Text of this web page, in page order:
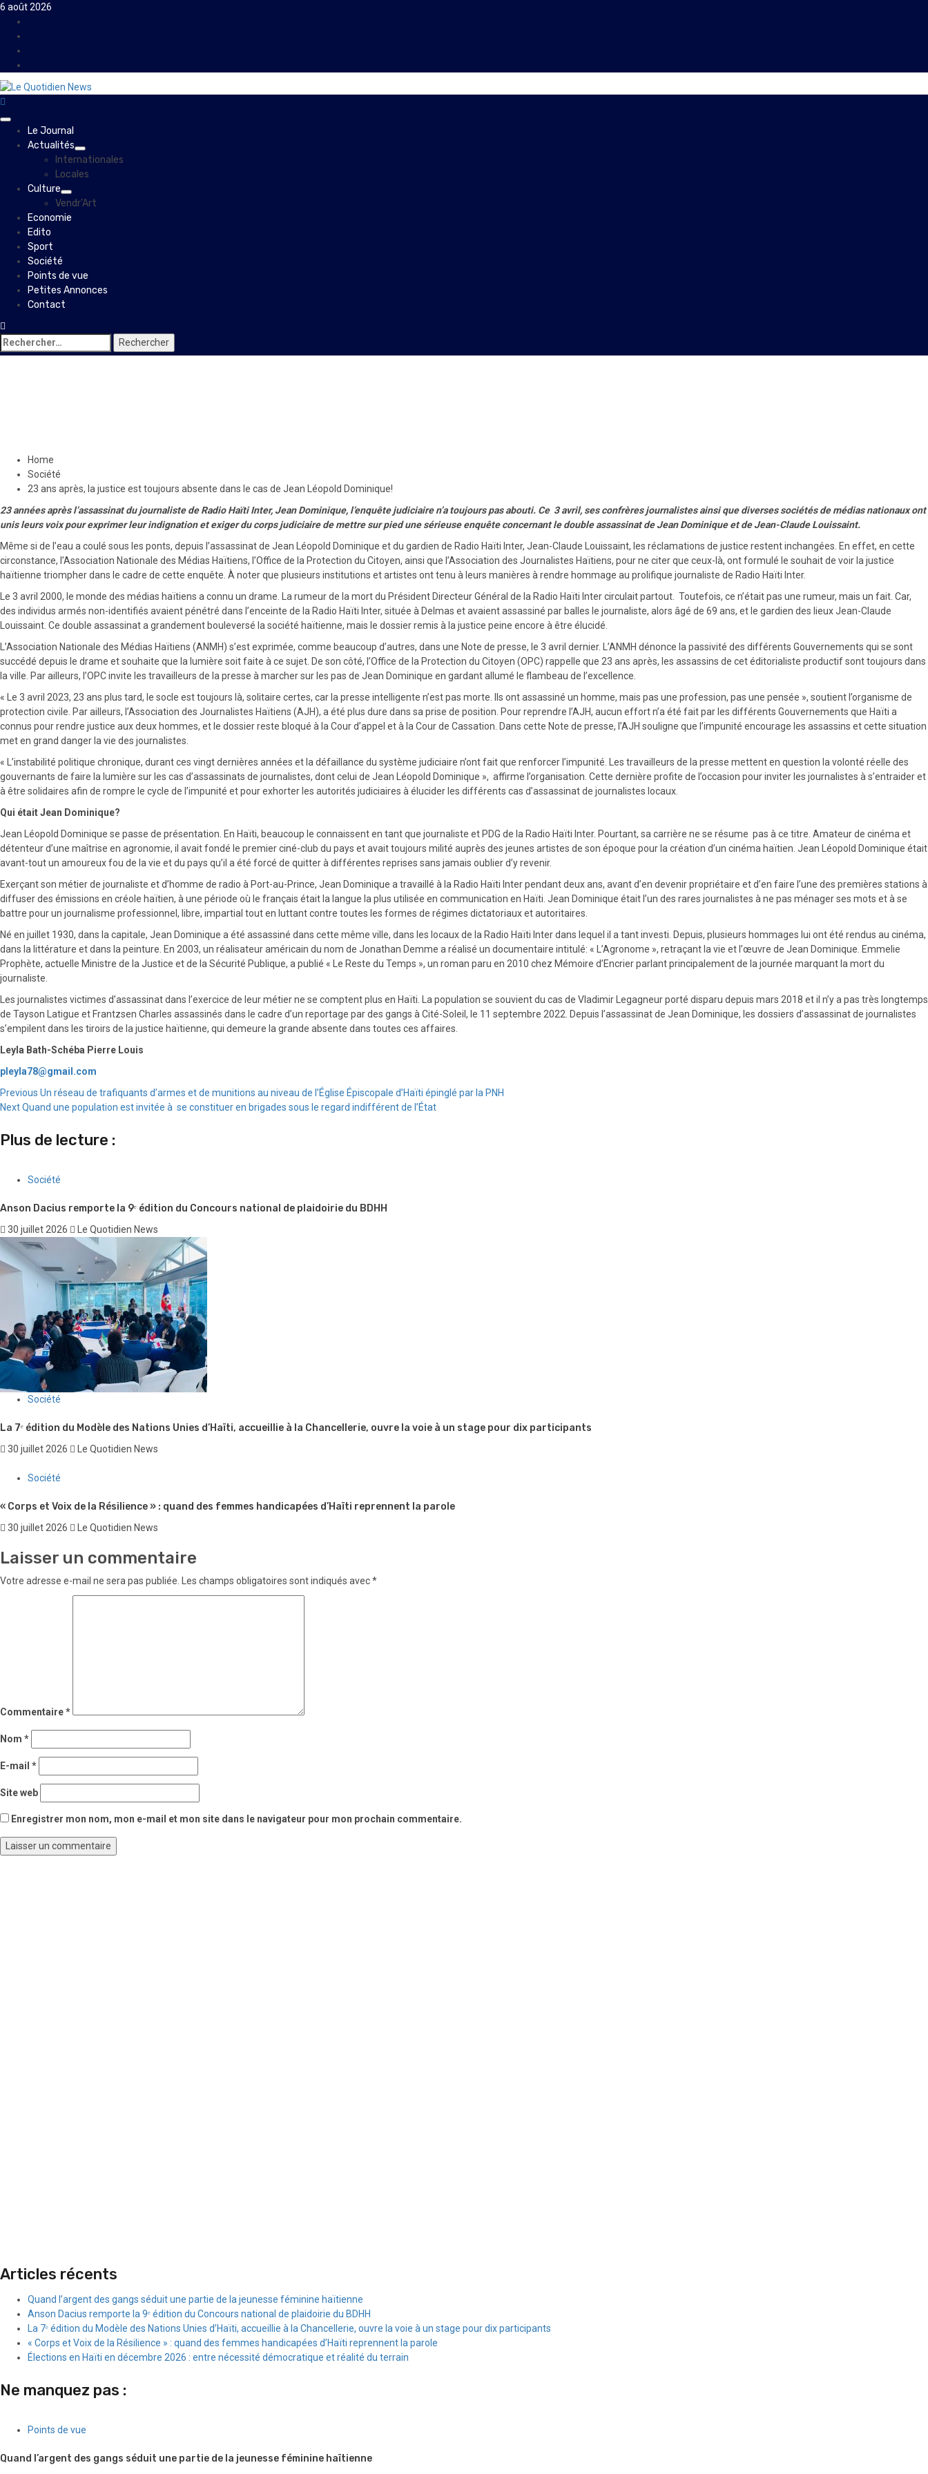
Skip
content
6 août 2026
PrimaryLe Journal
Actualités
Internationales
Locales
Culture
Vendr’Art
Economie
Edito
Sport
Société
Points de vue
Petites Annonces
Contact
Rechercher :
Home
Société
23 ans après, la justice est toujours absente dans le cas de Jean Léopold Dominique!
23 années après l’assassinat du journaliste de Radio Haïti Inter, Jean Dominique, l’enquête judiciaire n’a toujours pas abouti. Ce 3 avril, ses confrères journalistes ainsi que diverses sociétés de médias nationaux ont
unis leurs voix pour exprimer leur indignation et exiger du corps judiciaire de mettre sur pied une sérieuse enquête concernant le double assassinat de Jean Dominique et de Jean-Claude Louissaint.
Même si de l’eau a coulé sous les ponts, depuis l’assassinat de Jean Léopold Dominique et du gardien de Radio Haïti Inter, Jean-Claude Louissaint, les réclamations de justice restent inchangées. En effet, en cette
circonstance, l’Association Nationale des Médias Haïtiens, l’Office de la Protection du Citoyen, ainsi que l’Association des Journalistes Haïtiens, pour ne citer que ceux-là, ont formulé le souhait de voir la justice
haïtienne triompher dans le cadre de cette enquête. À noter que plusieurs institutions et artistes ont tenu à leurs manières à rendre hommage au prolifique journaliste de Radio Haïti Inter.
Le 3 avril 2000, le monde des médias haïtiens a connu un drame. La rumeur de la mort du Président Directeur Général de la Radio Haïti Inter circulait partout. Toutefois, ce n’était pas une rumeur, mais un fait. Car,
des individus armés non-identifiés avaient pénétré dans l’enceinte de la Radio Haïti Inter, située à Delmas et avaient assassiné par balles le journaliste, alors âgé de 69 ans, et le gardien des lieux Jean-Claude
Louissaint. Ce double assassinat a grandement bouleversé la société haïtienne, mais le dossier remis à la justice peine encore à être élucidé.
L’Association Nationale des Médias Haïtiens (ANMH) s’est exprimée, comme beaucoup d’autres, dans une Note de presse, le 3 avril dernier. L’ANMH dénonce la passivité des différents Gouvernements qui se sont
succédé depuis le drame et souhaite que la lumière soit faite à ce sujet. De son côté, l’Office de la Protection du Citoyen (OPC) rappelle que 23 ans après, les assassins de cet éditorialiste productif sont toujours dans
la ville. Par ailleurs, l’OPC invite les travailleurs de la presse à marcher sur les pas de Jean Dominique en gardant allumé le flambeau de l’excellence.
« Le 3 avril 2023, 23 ans plus tard, le socle est toujours là, solitaire certes, car la presse intelligente n’est pas morte. Ils ont assassiné un homme, mais pas une profession, pas une pensée », soutient l’organisme de
protection civile. Par ailleurs, l’Association des Journalistes Haïtiens (AJH), a été plus dure dans sa prise de position. Pour reprendre l’AJH, aucun effort n’a été fait par les différents Gouvernements que Haïti a
connus pour rendre justice aux deux hommes, et le dossier reste bloqué à la Cour d’appel et à la Cour de Cassation. Dans cette Note de presse, l’AJH souligne que l’impunité encourage les assassins et cette situation
met en grand danger la vie des journalistes.
« L’instabilité politique chronique, durant ces vingt dernières années et la défaillance du système judiciaire n’ont fait que renforcer l’impunité. Les travailleurs de la presse mettent en question la volonté réelle des
gouvernants de faire la lumière sur les cas d’assassinats de journalistes, dont celui de Jean Léopold Dominique », affirme l’organisation. Cette dernière profite de l’occasion pour inviter les journalistes à s’entraider et
à être solidaires afin de rompre le cycle de l’impunité et pour exhorter les autorités judiciaires à élucider les différents cas d’assassinat de journalistes locaux.
Qui était Jean Dominique?
Jean Léopold Dominique se passe de présentation. En Haïti, beaucoup le connaissent en tant que journaliste et PDG de la Radio Haïti Inter. Pourtant, sa carrière ne se résume pas à ce titre. Amateur de cinéma et
détenteur d’une maîtrise en agronomie, il avait fondé le premier ciné-club du pays et avait toujours milité auprès des jeunes artistes de son époque pour la création d’un cinéma haïtien. Jean Léopold Dominique était
avant-tout un amoureux fou de la vie et du pays qu’il a été forcé de quitter à différentes reprises sans jamais oublier d’y revenir.
Exerçant son métier de journaliste et d’homme de radio à Port-au-Prince, Jean Dominique a travaillé à la Radio Haïti Inter pendant deux ans, avant d’en devenir propriétaire et d’en faire l’une des premières stations à
diffuser des émissions en créole haïtien, à une période où le français était la langue la plus utilisée en communication en Haïti. Jean Dominique était l’un des rares journalistes à ne pas ménager ses mots et à se
battre pour un journalisme professionnel, libre, impartial tout en luttant contre toutes les formes de régimes dictatoriaux et autoritaires.
Né en juillet 1930, dans la capitale, Jean Dominique a été assassiné dans cette même ville, dans les locaux de la Radio Haïti Inter dans lequel il a tant investi. Depuis, plusieurs hommages lui ont été rendus au cinéma,
dans la littérature et dans la peinture. En 2003, un réalisateur américain du nom de Jonathan Demme a réalisé un documentaire intitulé: « L’Agronome », retraçant la vie et l’œuvre de Jean Dominique. Emmelie
Prophète, actuelle Ministre de la Justice et de la Sécurité Publique, a publié « Le Reste du Temps », un roman paru en 2010 chez Mémoire d’Encrier parlant principalement de la journée marquant la mort du
journaliste.
Les journalistes victimes d’assassinat dans l’exercice de leur métier ne se comptent plus en Haïti. La population se souvient du cas de Vladimir Legagneur porté disparu depuis mars 2018 et il n’y a pas très longtemps
de Tayson Latigue et Frantzsen Charles assassinés dans le cadre d’un reportage par des gangs à Cité-Soleil, le 11 septembre 2022. Depuis l’assassinat de Jean Dominique, les dossiers d’assassinat de journalistes
s’empilent dans les tiroirs de la justice haïtienne, qui demeure la grande absente dans toutes ces affaires.
Leyla Bath-Schéba Pierre Louis
pleyla78@gmail.com
Continue
Reading
Previous Un réseau de trafiquants d’armes et de munitions au niveau de l’Église Épiscopale d’Haïti épinglé par la PNH
NextQuand une population est invitée à se constituer en brigades sous le regard indifférent de l’État
Plus de lecture :
Société
Anson Dacius remporte la 9ᵉ édition du Concours national de plaidoirie du BDHH
30 juillet 2026 Le Quotidien News
Société
La 7ᵉ édition du Modèle des Nations Unies d’Haïti, accueillie à la Chancellerie, ouvre la voie à un stage pour dix participants
30 juillet 2026 Le Quotidien News
Société
« Corps et Voix de la Résilience » : quand des femmes handicapées d’Haïti reprennent la parole
30 juillet 2026 Le Quotidien News
Laisser un commentaire
Votre adresse e-mail ne sera pas publiée. Les champs obligatoires sont indiqués avec*
Commentaire*
Nom *
E-mail *
Site web
Enregistrer mon nom, mon e-mail et mon site dans le navigateur pour mon prochain commentaire.
Articles récents
Quand l’argent des gangs séduit une partie de la jeunesse féminine haïtienne
Anson Dacius remporte la 9ᵉ édition du Concours national de plaidoirie du BDHH
La 7ᵉ édition du Modèle des Nations Unies d’Haïti, accueillie à la Chancellerie, ouvre la voie à un stage pour dix participants
« Corps et Voix de la Résilience » : quand des femmes handicapées d’Haïti reprennent la parole
Élections en Haïti en décembre 2026 : entre nécessité démocratique et réalité du terrain
Ne manquez pas :
Points de vue
Quand l’argent des gangs séduit une partie de la jeunesse féminine haïtienne